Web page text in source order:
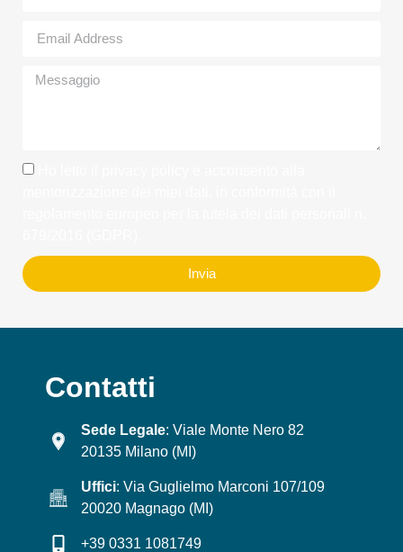
Invia
Contatti
Sede Legale: Viale Monte Nero 82
20135 Milano (MI)
Uffici: Via Guglielmo Marconi 107/109
20020 Magnago (MI)
+39 0331 1081749